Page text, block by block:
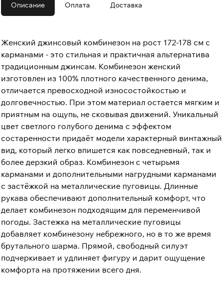
Описание Оплата Доставка
Женский джинсовый комбинезон на рост 172-178 см с
карманами - это стильная и практичная альтернатива
традиционным джинсам. Комбинезон женский
изготовлен из 100% плотного качественного денима,
отличается превосходной износостойкостью и
долговечностью. При этом материал остается мягким и
приятным на ощупь, не сковывая движений. Уникальный
цвет светлого голубого денима с эффектом
состаренности придаёт модели характерный винтажный
вид, который легко впишется как повседневный, так и
более дерзкий образ. Комбинезон с четырьмя
карманами и дополнительными нагрудными карманами
с застёжкой на металлические пуговицы. Длинные
рукава обеспечивают дополнительный комфорт, что
делает комбинезон подходящим для переменчивой
погоды. Застежка на металлические пуговицы
добавляет комбинезону небрежного, но в то же время
брутального шарма. Прямой, свободный силуэт
подчеркивает и удлиняет фигуру и дарит ощущение
комфорта на протяжении всего дня.